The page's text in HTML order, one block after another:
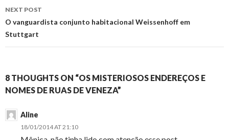
NEXT POST
O vanguardista conjunto habitacional Weissenhoff em
Stuttgart
8 THOUGHTS ON “OS MISTERIOSOS ENDEREÇOS E
NOMES DE RUAS DE VENEZA”
Aline
18/01/2014 AT 21:10